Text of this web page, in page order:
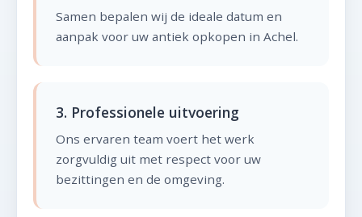
Samen bepalen wij de ideale datum en
aanpak voor uw antiek opkopen in Achel.
3. Professionele uitvoering
Ons ervaren team voert het werk
zorgvuldig uit met respect voor uw
bezittingen en de omgeving.